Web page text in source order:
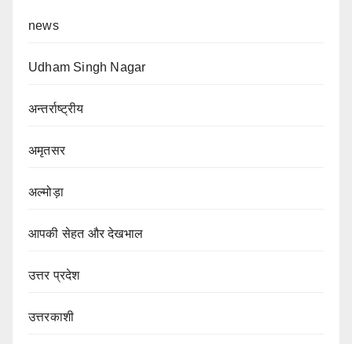
news
Udham Singh Nagar
अन्तर्राष्ट्रीय
अमृतसर
अल्मोड़ा
आपकी सेहत और देखभाल
उत्तर प्रदेश
उत्तरकाशी